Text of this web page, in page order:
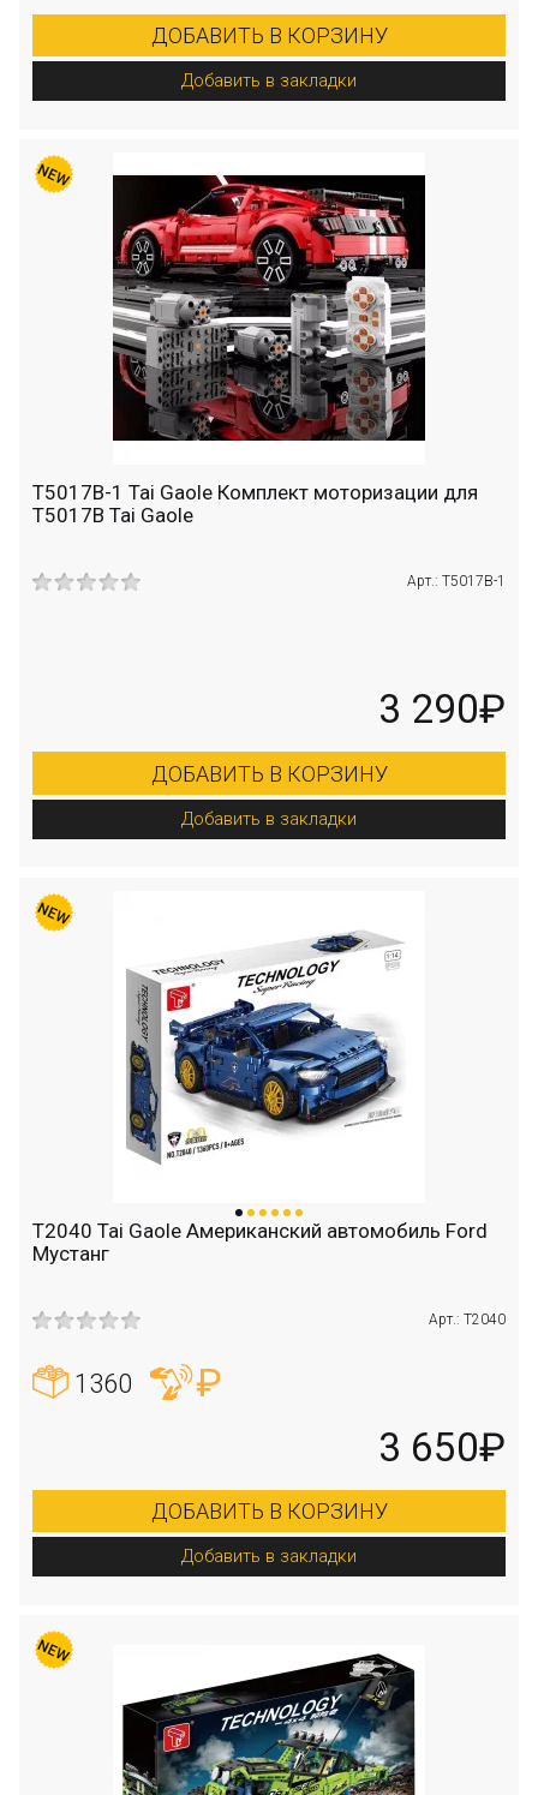
ДОБАВИТЬ В КОРЗИНУ
Добавить в закладки
T5017B-1 Tai Gaole Комплект моторизации для
T5017B Tai Gaole
Арт.: T5017B-1
3 290₽
ДОБАВИТЬ В КОРЗИНУ
Добавить в закладки
T2040 Tai Gaole Американский автомобиль Ford
Мустанг
Арт.: T2040
1360
3 650₽
ДОБАВИТЬ В КОРЗИНУ
Добавить в закладки